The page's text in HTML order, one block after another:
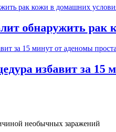
обнаружить рак
избавит за
необычных заражений